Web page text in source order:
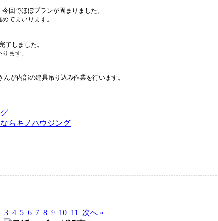
回でほぼプランが固まりました。
てまいります。
了しました。
ます。
が内部の建具吊り込み作業を行います。
らキノハウジング
3 4 5 6 7 8 9 10 11 次へ »